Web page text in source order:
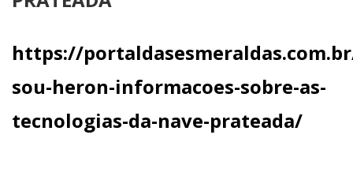
https://
sou-heron-informacoes-sobre-as-
tecnologias-da-nave-prateada/